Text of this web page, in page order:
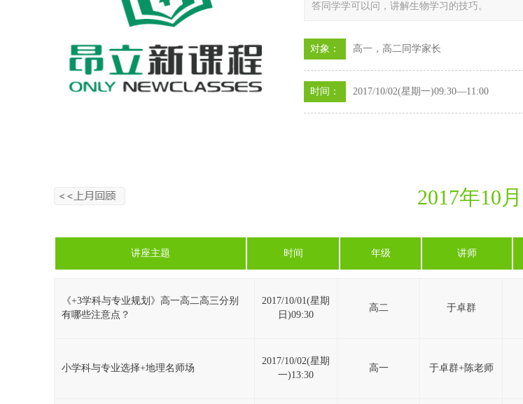
答同学学可以问，讲解生物学习的技巧。
对象： 高一，高二同学家长
时间： 2017/10/02(星期一)09:30—11:00
2017年10 月
讲座主题 时间 年级 讲师
《+3学科与专业规划》高一高二高三分别
有哪些注意点？
2017/10/01(星期
日)09:30
高二 于卓群
小学科与专业选择+地理名师场
2017/10/02(星期
一)13:30
高一 于卓群+陈老师